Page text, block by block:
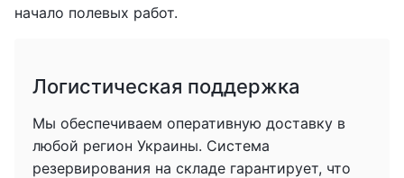
начало полевых работ.
Логистическая поддержка
Мы обеспечиваем оперативную доставку в
любой регион Украины. Система
резервирования на складе гарантирует, что